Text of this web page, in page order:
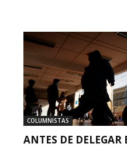
COLUMNISTAS
ANTES DE